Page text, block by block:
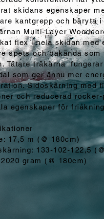
skidans egenskaper
kantgrepp och bäryta i
Multi-Layer
flex i hela skidan med
spets och bakända som
Tätare träkärna
som ger ännu mer
Sidoskärning med
och reducerad
egenskaper för
17,5 m (@ 180cm)
133-102-122,5
gram (@ 180cm)